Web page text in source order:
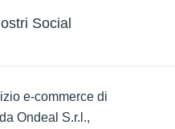
Social
e-commerce di
Ondeal S.r.l.,